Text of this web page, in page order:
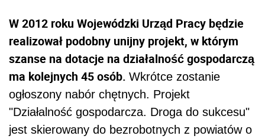
W 2012 roku Wojewódzki Urząd Pracy będzie
realizował podobny unijny projekt, w którym
szanse na dotacje na działalność gospodarczą
ma kolejnych 45 osób. Wkrótce zostanie
ogłoszony nabór chętnych. Projekt
"Działalność gospodarcza. Droga do sukcesu"
jest skierowany do bezrobotnych z powiatów o